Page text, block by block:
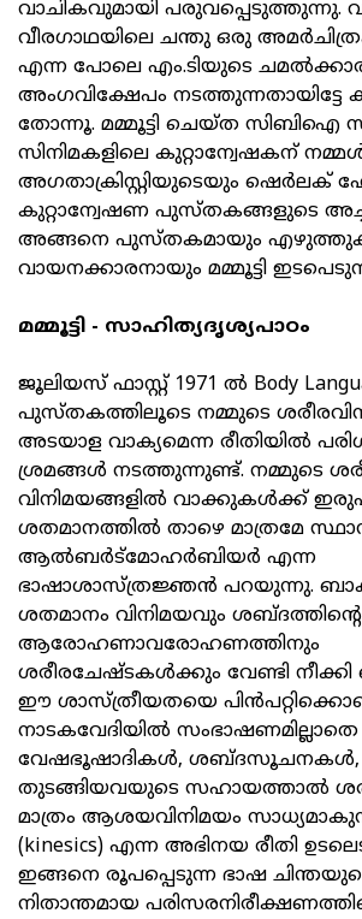
വാചികവുമായി പരുവപ്പെടുത്തുന്നു.
വീരഗാഥയിലെ ചന്തു ഒരു
എന്ന പോലെ എം.ടിയുടെ
അംഗവിക്ഷേപം നടത്തുന്നതായിട്ടേ
തോന്നൂ. മമ്മൂട്ടി ചെയ്ത സിബിഐ
സിനിമകളിലെ കുറ്റാന്വേഷകന് നമ്മള്‍
അഗതാക്രിസ്റ്റിയുടെയും ഷെര്‍ലക്
കുറ്റാന്വേഷണ പുസ്തകങ്ങളുടെ
അങ്ങനെ പുസ്തകമായും
വായനക്കാരനായും മമ്മൂട്ടി
മമ്മൂട്ടി - സാഹിത്യദൃശ്യപാഠം
ജൂലിയസ് ഫാസ്റ്റ് 1971 ല്‍ Body
പുസ്തകത്തിലൂടെ നമ്മുടെ
അടയാള വാക്യമെന്ന രീതിയില്‍
ശ്രമങ്ങള്‍ നടത്തുന്നുണ്ട്. നമ്മുടെ
വിനിമയങ്ങളില്‍ വാക്കുകള്‍ക്ക്
ശതമാനത്തില്‍ താഴെ മാത്രമേ
ആല്‍ബര്‍ട്‌മോഹര്‍ബിയര്‍ എന്ന
ഭാഷാശാസ്ത്രജ്ഞന്‍ പറയുന്നു.
ശതമാനം വിനിമയവും ശബ്ദത്തിന്റെ
ആരോഹണാവരോഹണത്തിനും
ശരീരചേഷ്ടകള്‍ക്കും വേണ്ടി നീക്കി
ഈ ശാസ്ത്രീയതയെ
നാടകവേദിയില്‍ സംഭാഷണമില്ലാതെ
വേഷഭൂഷാദികള്‍, ശബ്ദസൂചനകള്‍,
തുടങ്ങിയവയുടെ സഹായത്താല്‍
മാത്രം ആശയവിനിമയം
(kinesics) എന്ന അഭിനയ രീതി
ഇങ്ങനെ രൂപപ്പെടുന്ന ഭാഷ
നിതാന്തമായ